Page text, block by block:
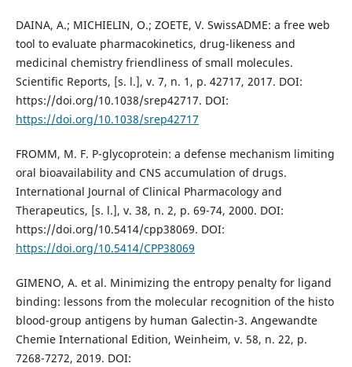
DAINA, A.; MICHIELIN, O.; ZOETE, V. SwissADME: a free web
tool to evaluate pharmacokinetics, drug-likeness and
medicinal chemistry friendliness of small molecules.
Scientific Reports, [s. l.], v. 7, n. 1, p. 42717, 2017. DOI:
https://doi.org/10.1038/srep42717. DOI:
https://doi.org/10.1038/srep42717
FROMM, M. F. P-glycoprotein: a defense mechanism limiting
oral bioavailability and CNS accumulation of drugs.
International Journal of Clinical Pharmacology and
Therapeutics, [s. l.], v. 38, n. 2, p. 69-74, 2000. DOI:
https://doi.org/10.5414/cpp38069. DOI:
https://doi.org/10.5414/CPP38069
GIMENO, A. et al. Minimizing the entropy penalty for ligand
binding: lessons from the molecular recognition of the histo
blood-group antigens by human Galectin-3. Angewandte
Chemie International Edition, Weinheim, v. 58, n. 22, p.
7268-7272, 2019. DOI: